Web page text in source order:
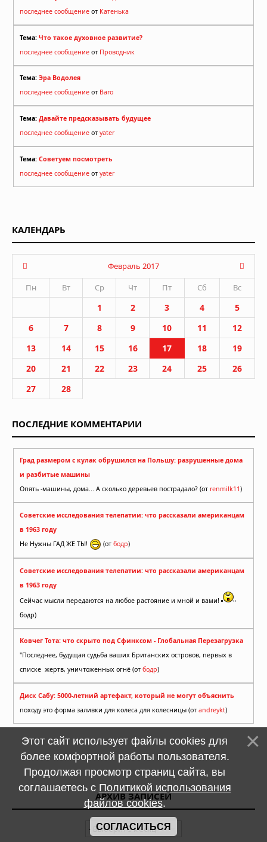
последнее сообщение от Катенька
Тема: Что такое духовное развитие?
последнее сообщение от Проводник
Тема: Эра Водолея
последнее сообщение от Baro
Тема: Давайте предсказывать будущее
последнее сообщение от yater
Тема: Советуем посмотреть
последнее сообщение от yater
КАЛЕНДАРЬ
Февраль 2017
Пн
Вт Ср Чт Пт Сб Вс
1 2 3 4
5
6
7 8 9 10 11
12
13
14 15 16 17 18
19
20
21 22 23 24 25
26
27
28
ПОСЛЕДНИЕ КОММЕНТАРИИ
Град размером с кулак обрушился на Польшу: разрушенные дома
и разбитые машины
Опять -машины, дома... А сколько деревьев пострадало? (от renmilk11)
Советские исследования телепатии: что рассказали американцам
в 1963 году
Не Нужны ГАД ЖЕ ТЫ!
(от бодр)
Советские исследования телепатии: что рассказали американцам
в 1963 году
Сейчас мысли передаются на любое растояние и мной и вами!
бодр)
Ковчег Тота: что скрыто под Сфинксом - Глобальная Перезагрузка
"Последнее, будущая судьба ваших Британских островов, первых в
списке жертв, уничтоженных огнё (от бодр)
Диск Сабу: 5000-летний артефакт, который не могут объяснить
походу это форма заливки для колеса для колесницы (от andreykt)
АРХИВ ЗАПИСЕЙ
Этот сайт использует файлы cookies для
более комфортной работы пользователя.
Продолжая просмотр страниц сайта, вы
соглашаетесь с Политикой использования
файлов cookies.
СОГЛАСИТЬСЯ